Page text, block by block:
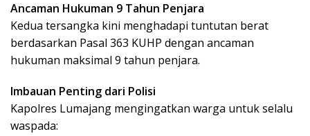
Ancaman Hukuman 9 Tahun Penjara
Kedua tersangka kini menghadapi tuntutan berat
berdasarkan Pasal 363 KUHP dengan ancaman
hukuman maksimal 9 tahun penjara.
Imbauan Penting dari Polisi
Kapolres Lumajang mengingatkan warga untuk selalu
waspada: